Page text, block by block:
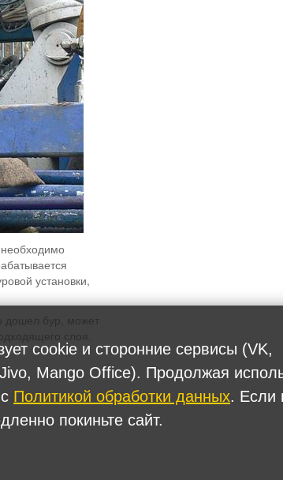
установки,
бур, может
слоя.
cookie и сторонние сервисы (VK,
Mango Office). Продолжая
Политикой обработки данных. Если
покиньте сайт.